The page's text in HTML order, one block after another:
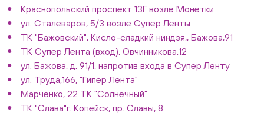
Краснопольский проспект 13Г возле Монетки
ул. Сталеваров, 5/3 возле Супер Ленты
ТК "Бажовский", Кисло-сладкий ниндзя,, Бажова,91
ТК Супер Лента (вход), Овчинникова,12
ул. Бажова, д. 91/1, напротив входа в Супер Ленту
ул. Труда,166, "Гипер Лента"
Марченко, 22 ТК "Солнечный"
ТК "Слава"г. Копейск, пр. Славы, 8